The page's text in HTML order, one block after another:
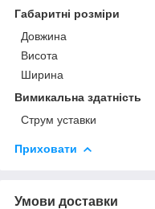
Габаритні розміри
Довжина
Висота
Ширина
Вимикальна здатність
Струм уставки
Приховати
Умови доставки